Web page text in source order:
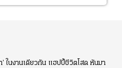
’ ในงานเดียวกัน แฮปปี้ชีวิตโสด หันมา